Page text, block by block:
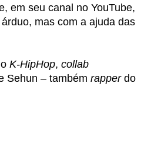
em seu canal no YouTube,
mas com a ajuda das
K-HipHop, collab
Sehun – também rapper do